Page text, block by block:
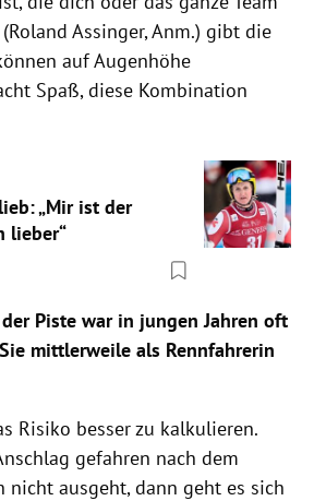
Assinger, Anm.) gibt die
auf Augenhöhe
Spaß, diese Kombination
„Mir ist der
lieber“
Piste war in jungen Jahren oft
mittlerweile als Rennfahrerin
Risiko besser zu kalkulieren.
gefahren nach dem
nicht ausgeht, dann geht es sich